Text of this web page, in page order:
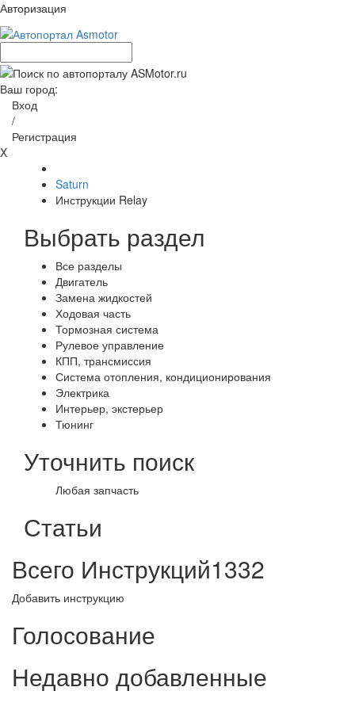
Авторизация
Ваш город:
Вход
/
Регистрация
X
Saturn
Инструкции Relay
Выбрать раздел
Все разделы
Двигатель
Замена жидкостей
Ходовая часть
Тормозная система
Рулевое управление
КПП, трансмиссия
Система отопления, кондиционирования
Электрика
Интерьер, экстерьер
Тюнинг
Уточнить поиск
Любая запчасть
Статьи
Всего Инструкций1332
Добавить инструкцию
Голосование
Недавно добавленные